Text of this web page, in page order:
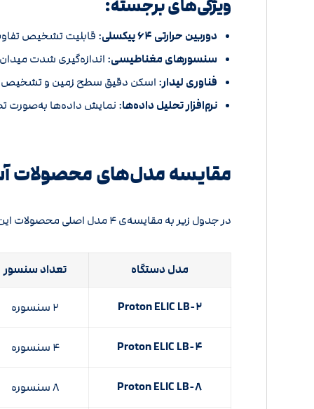
ویژگی‌های برجسته:
دوربین حرارتی ۶۴ پیکسلی : قابلیت تشخیص
سنسورهای مغناطیسی: اندازه‌گیری شدت میدان مغناطیسی
فناوری لیدار: اسکن دقیق سطح زمین و تشخیص
نرم‌افزار تحلیل داده‌ها: نمایش داده‌ها به‌صورت
مقایسه مدل‌های محصولات
در جدول زیر به مقایسه‌ی ۴ مدل اصلی محصولات این برند می‌پردازیم:
مدل دستگاه تعداد سنسور
Proton ELIC LB-۲ ۲ سنسوره
Proton ELIC LB-۴ ۴ سنسوره
Proton ELIC LB-۸ ۸ سنسوره